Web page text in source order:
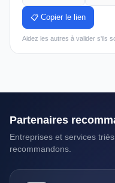
📋 Copier le lien
Aidez les autres à valider s'ils
Partenaires
Entreprises et services
recommandons.